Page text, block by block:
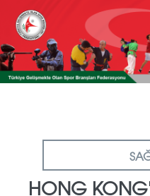
HONG